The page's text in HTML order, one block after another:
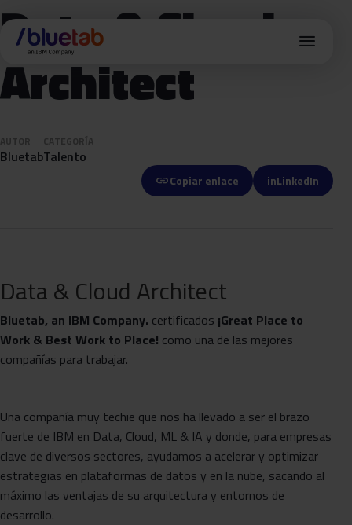
menu
Data & Cloud
Architect
AUTOR
Bluetab
CATEGORÍA
Talento
linkCopiar enlace inLinkedIn
Data & Cloud Architect
Bluetab, an IBM Company. certificados ¡Great Place to
Work & Best Work to Place! como una de las mejores
compañías para trabajar.
Una compañía muy techie que nos ha llevado a ser el brazo
fuerte de IBM en Data, Cloud, ML & IA y donde, para empresas
clave de diversos sectores, ayudamos a acelerar y optimizar
estrategias en plataformas de datos y en la nube, sacando al
máximo las ventajas de su arquitectura y entornos de
desarrollo.